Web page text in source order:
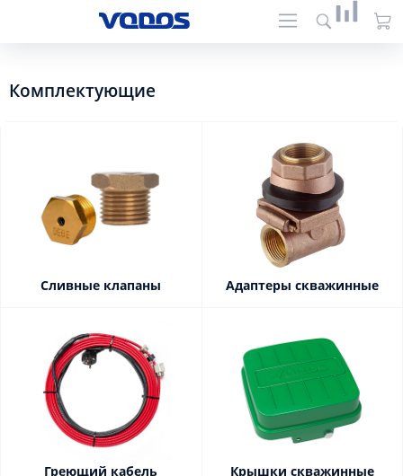
Комплектующие
Сливные клапаны Адаптеры скважинные
Греющий кабель Крышки скважинные